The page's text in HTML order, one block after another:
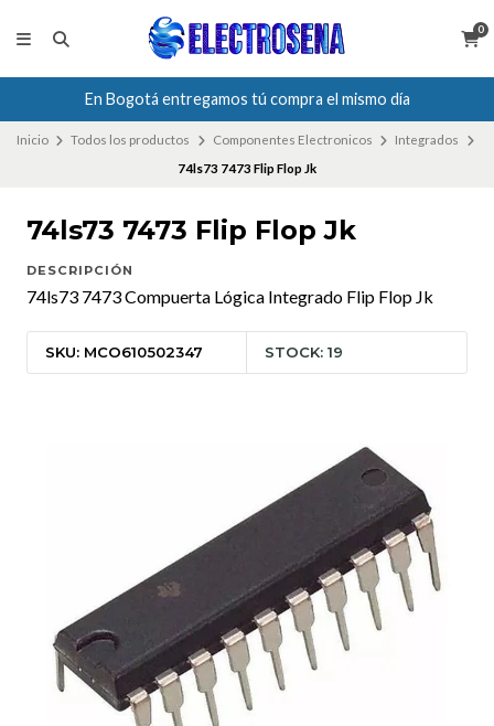
0
En Bogotá entregamos tú compra el mismo día
Inicio Todos los productos Componentes Electronicos
Integrados
74ls73 7473 Flip Flop Jk
74ls73 7473 Flip Flop Jk
DESCRIPCIÓN
74ls73 7473 Compuerta Lógica Integrado Flip Flop Jk
SKU: MCO610502347 STOCK: 19